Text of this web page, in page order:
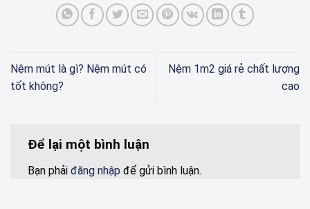
Nệm mút là gì? Nệm mút có
tốt không?
Nệm 1m2 giá rẻ chất lượng
cao
Để lại một bình luận
Bạn phải đăng nhập để gửi bình luận.